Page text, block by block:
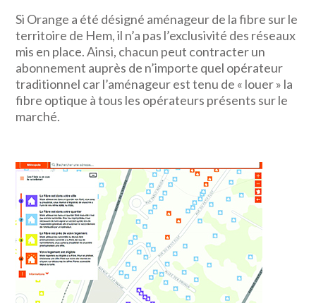
Si Orange a été désigné aménageur de la fibre sur le
territoire de Hem, il n’a pas l’exclusivité des réseaux
mis en place. Ainsi, chacun peut contracter un
abonnement auprès de n’importe quel opérateur
traditionnel car l’aménageur est tenu de « louer » la
fibre optique à tous les opérateurs présents sur le
marché.